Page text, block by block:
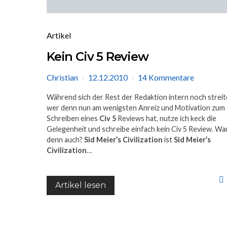
Artikel
Kein Civ 5 Review
Christian 12.12.2010 14 Kommentare
Während sich der Rest der Redaktion intern noch
wer denn nun am wenigsten Anreiz und Motivation zum
Schreiben eines Civ 5 Reviews hat, nutze ich keck die
Gelegenheit und schreibe einfach kein Civ 5 Review.
denn auch? Sid Meier’s Civilization istSid Meier’s
Civilization…
Artikel lesen